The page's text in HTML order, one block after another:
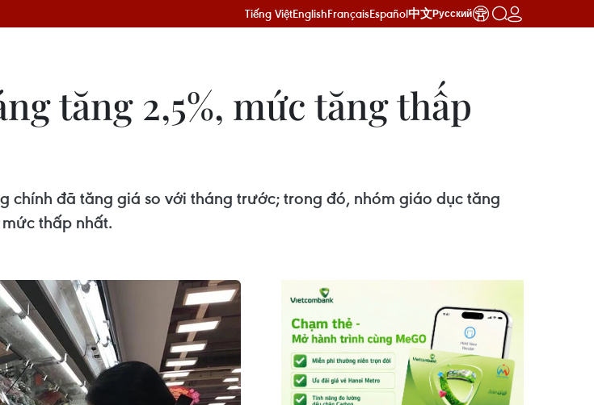
Tiếng ViệtEnglishFrançaisEspañol中文Русский
tăng 2,5%, mức tăng thấp
chính đã tăng giá so với tháng trước; trong đó, nhóm giáo dục tăng
thấp nhất.